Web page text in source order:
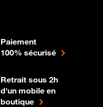
Paiement
100% sécurisé
Retrait sous 2h
d'un mobile en
boutique